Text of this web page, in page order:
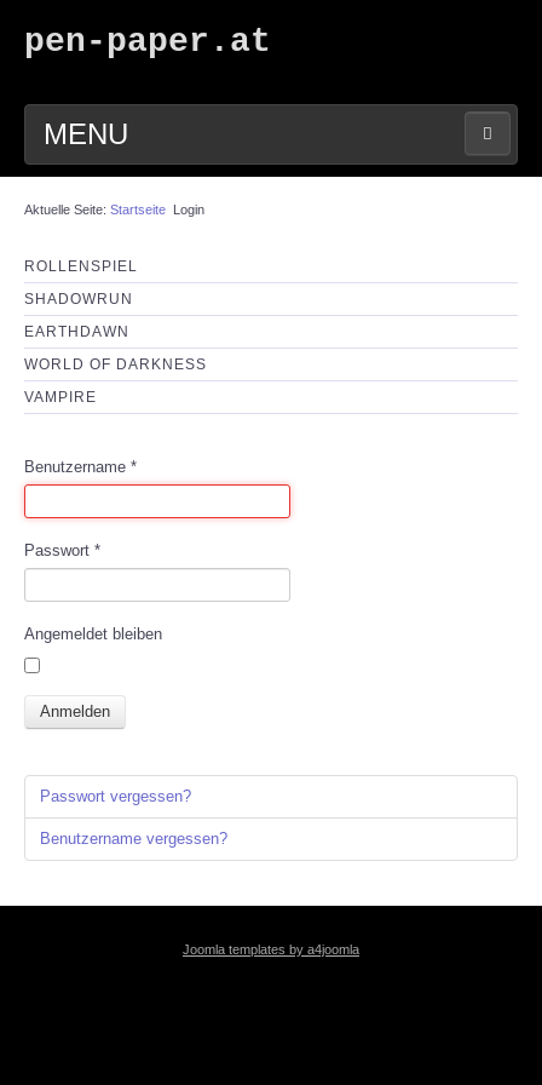
pen-paper.at
MENU
FORUM
DOWNLOADS
SUCHE
IMPRESSUM
LOGIN
Aktuelle Seite: Startseite Login
ROLLENSPIEL
SHADOWRUN
EARTHDAWN
WORLD OF DARKNESS
VAMPIRE
Benutzername *
Passwort *
Angemeldet bleiben
Anmelden
Passwort vergessen?
Benutzername vergessen?
Joomla templates by a4joomla